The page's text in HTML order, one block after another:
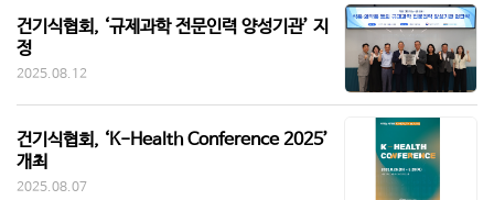
건기식협회, ‘규제과학 전문인력 양성기관’ 지
정
2025.08.12
건기식협회, ‘K-Health Conference 2025’
개최
2025.08.07